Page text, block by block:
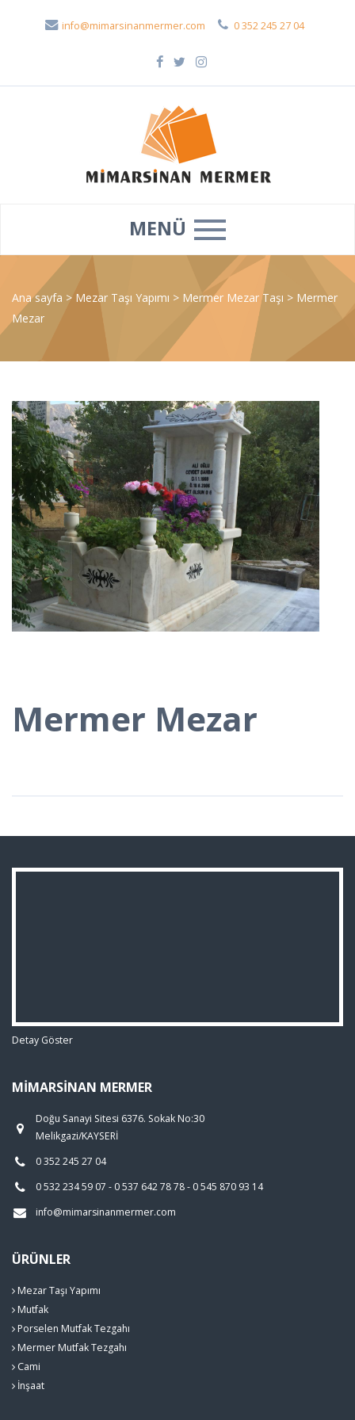
info@mimarsinanmermer.com 0 352 245 27 04
MENÜ
Ana sayfa > Mezar Taşı Yapımı > Mermer Mezar Taşı > Mermer
Mezar
Mermer Mezar
Detay Göster
MIMARSINAN MERMER
Doğu Sanayi Sitesi 6376. Sokak No:30
Melikgazi/KAYSERİ
0 352 245 27 04
0 532 234 59 07 - 0 537 642 78 78 - 0 545 870 93 14
info@mimarsinanmermer.com
ÜRÜNLER
Mezar Taşı Yapımı
Mutfak
Porselen Mutfak Tezgahı
Mermer Mutfak Tezgahı
Cami
İnşaat